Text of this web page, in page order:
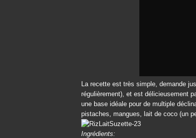
La recette est très simple, demande
régulièrement), et est délicieusement
une base idéale pour de multiple
pistaches, mangues, lait de coco (un
Ingrédients: